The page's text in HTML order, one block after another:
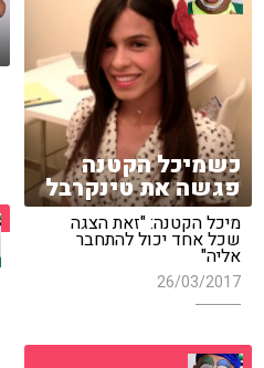
כשמיכל הקטנה
פגשה את טינקרבל
מיכל הקטנה: "זאת הצגה
שכל אחד יכול להתחבר
אליה"
26/03/2017